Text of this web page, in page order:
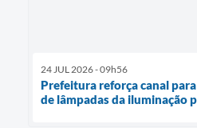
24 JUL 2026 - 09h56
Prefeitura reforça canal
de lâmpadas da iluminação